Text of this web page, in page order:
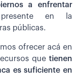
a enfrentar
en la
públicas.
ofrecer acá en
que tienen
es suficiente en